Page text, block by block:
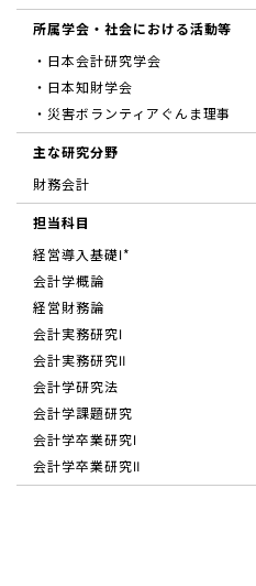
所属学会・社会における活動等
・日本会計研究学会
・日本知財学会
・災害ボランティアぐんま理事
主な研究分野
財務会計
担当科目
経営導入基礎Ⅰ*
会計学概論
経営財務論
会計実務研究Ⅰ
会計実務研究Ⅱ
会計学研究法
会計学課題研究
会計学卒業研究Ⅰ
会計学卒業研究Ⅱ